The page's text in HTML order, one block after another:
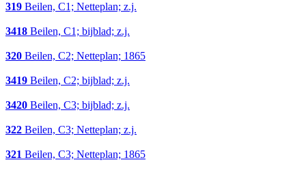
319 Beilen, C1; Netteplan; z.j.
3418 Beilen, C1; bijblad; z.j.
320 Beilen, C2; Netteplan; 1865
3419 Beilen, C2; bijblad; z.j.
3420 Beilen, C3; bijblad; z.j.
322 Beilen, C3; Netteplan; z.j.
321 Beilen, C3; Netteplan; 1865